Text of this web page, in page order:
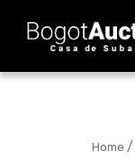
Home /